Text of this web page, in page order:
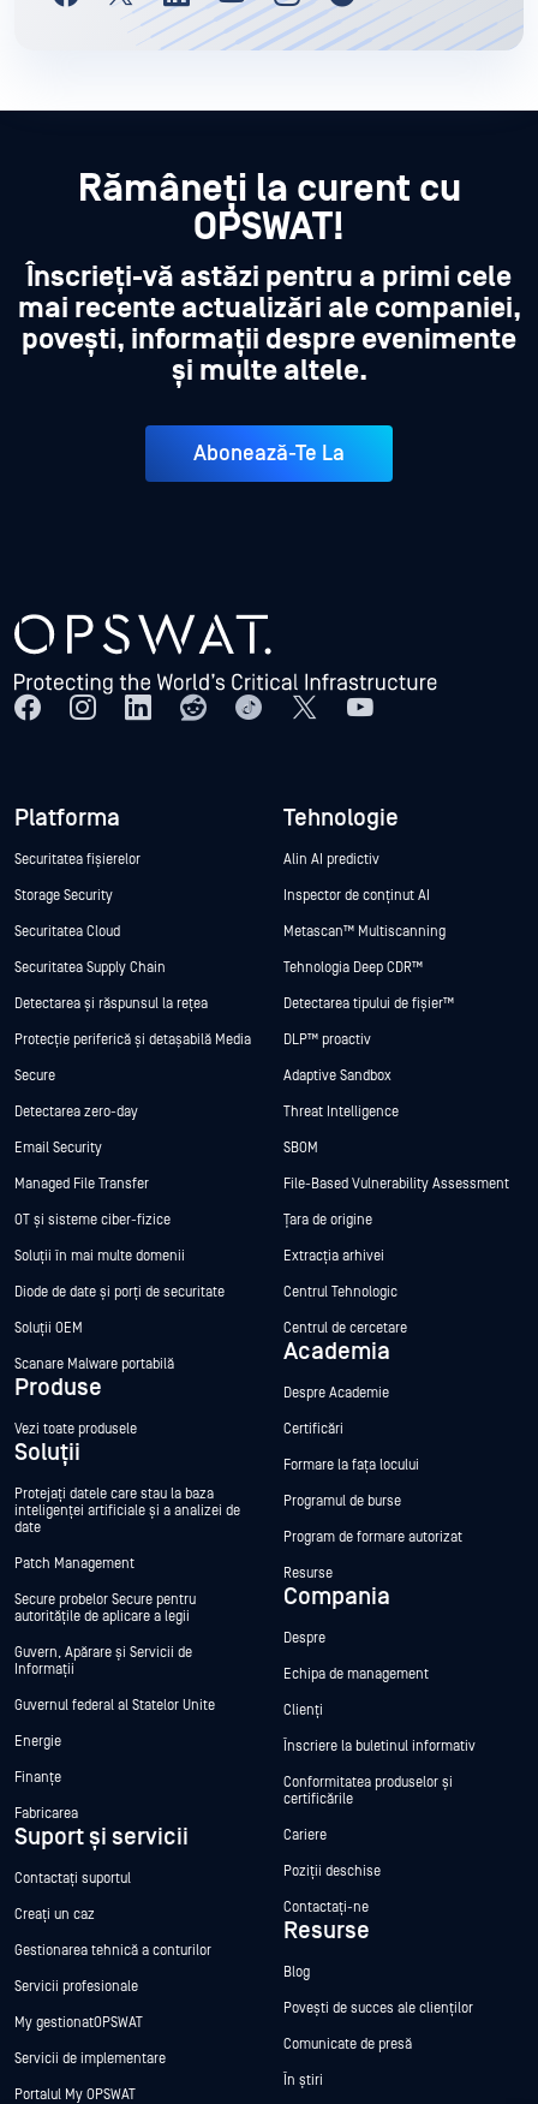
Rămâneți la curent cu
OPSWAT!
Înscrieți-vă astăzi pentru a primi cele
mai recente actualizări ale companiei,
povești, informații despre evenimente
și multe altele.
Abonează-Te La
Platforma
Securitatea fișierelor
Storage Security
Securitatea Cloud
Securitatea Supply Chain
Detectarea și răspunsul la rețea
Protecție periferică și detașabilă Media
Secure
Detectarea zero-day
Email Security
Managed File Transfer
OT și sisteme ciber-fizice
Soluții în mai multe domenii
Diode de date și porți de securitate
Soluții OEM
Scanare Malware portabilă
Produse
Vezi toate produsele
Soluții
Protejați datele care stau la baza
inteligenței artificiale și a analizei de
date
Patch Management
Secure probelor Secure pentru
autoritățile de aplicare a legii
Guvern, Apărare și Servicii de
Informații
Guvernul federal al Statelor Unite
Energie
Finanțe
Fabricarea
Suport și servicii
Contactați suportul
Creați un caz
Gestionarea tehnică a conturilor
Servicii profesionale
My gestionatOPSWAT
Servicii de implementare
Portalul My OPSWAT
Tehnologie
Alin AI predictiv
Inspector de conținut AI
Metascan™ Multiscanning
Tehnologia Deep CDR™
Detectarea tipului de fișier™
DLP™ proactiv
Adaptive Sandbox
Threat Intelligence
SBOM
File-Based Vulnerability Assessment
Țara de origine
Extracția arhivei
Centrul Tehnologic
Centrul de cercetare
Academia
Despre Academie
Certificări
Formare la fața locului
Programul de burse
Program de formare autorizat
Resurse
Compania
Despre
Echipa de management
Clienți
Înscriere la buletinul informativ
Conformitatea produselor și
certificările
Cariere
Poziții deschise
Contactați-ne
Resurse
Blog
Povești de succes ale clienților
Comunicate de presă
În știri